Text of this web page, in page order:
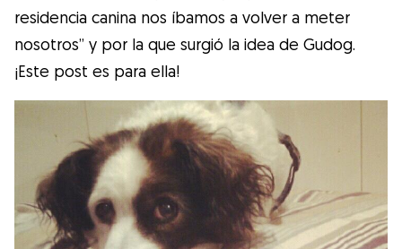
perfecto. ¡Miles de cuidadores están
disponibles para cuidar de tu perro como si
fuera un miembro más de su familia! Todas
las reservas incluyen Cobertura Veterinaria
y cancelación gratuíta
Descubre Gudog
residencia canina nos íbamos a volver a meter
nosotros” y por la que surgió la idea de Gudog.
¡Este post es para ella!